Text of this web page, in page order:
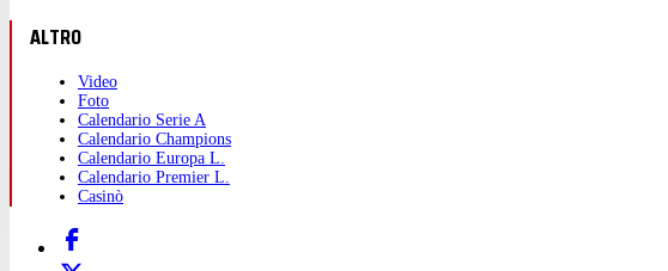
ALTRO
Video
Foto
Calendario Serie A
Calendario Champions
Calendario Europa L.
Calendario Premier L.
Casinò